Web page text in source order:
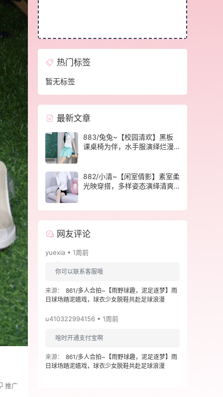
推广
热门标签
暂无标签
最新文章
883/兔兔~【校园清欢】黑板
课桌椅为伴，水手服演绎烂漫
882/小清~【闲室倩影】素室柔
光映穿搭，多样姿态演绎清爽
网友评论
yuexia • 1周前
你可以联系客服哦
来源：
861/多人合拍~【雨野球趣，泥足逐梦】雨
日球场踏泥嬉戏，球衣少女脱鞋共赴足球浪漫
u410322994156 • 1周前
啥时开通支付宝啊
来源：
861/多人合拍~【雨野球趣，泥足逐梦】雨
日球场踏泥嬉戏，球衣少女脱鞋共赴足球浪漫